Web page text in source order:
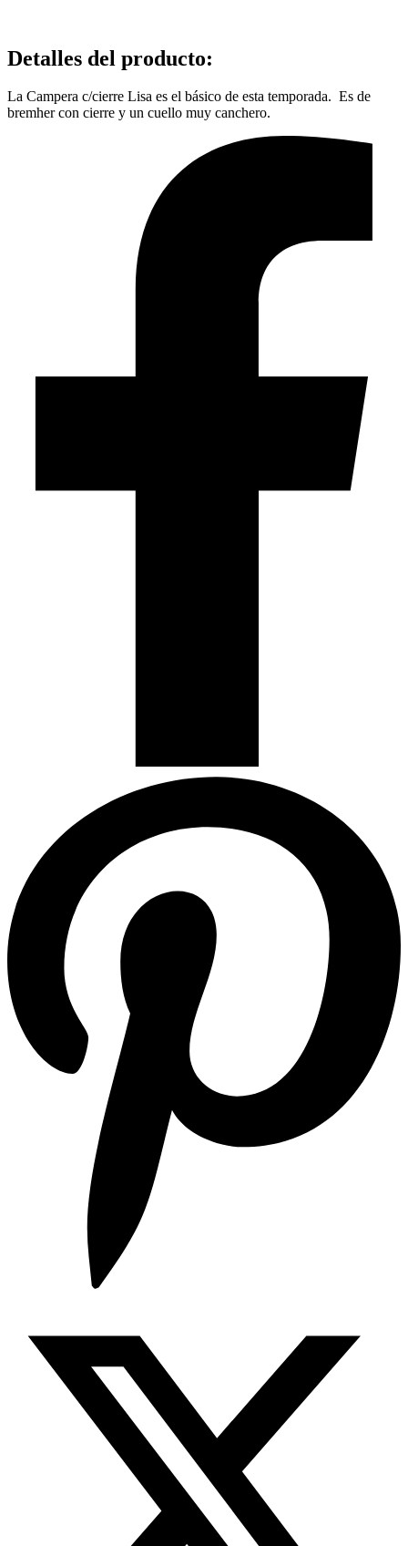
Detalles del producto:
La Campera c/cierre Lisa es el básico de esta temporada. Es de
bremher con cierre y un cuello muy canchero.